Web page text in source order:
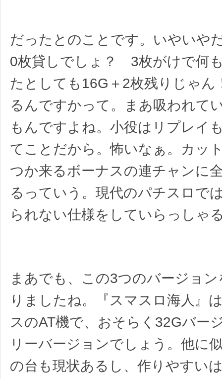
だったとのことです。いやいや
0枚貸しでしょ？ 3枚がけで何
たとしても16G＋2枚残りじゃ
るんですかって。まあ吸われて
もんですよね。小役はリプレイ
てことだから。怖いなぁ。カッ
つか来るボーナスの連チャンに
るっていう。現代のパチスロで
られない仕様をしていらっし
まあでも、この3つのバージョ
りましたね。『スマスロ海人』
スのAT機で、おそらく32Gバー
リーバージョンでしょう。他に
の台も現状あるし、作りやすい